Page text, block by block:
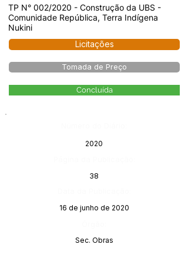
TP N° 002/2020 - Construção da UBS -
Comunidade República, Terra Indígena
Nukini
Licitações
Tomada de Preço
Concluída
2020
38
16 de junho de 2020
Sec. Obras